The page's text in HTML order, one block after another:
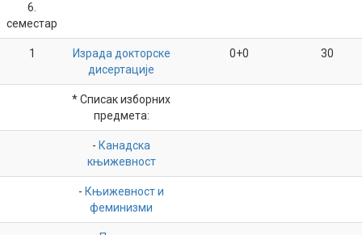
6.
семестар
1
Израда докторске
дисертације
0+0 30
* Списак изборних
предмета:
- Канадска
књижевност
- Књижевност и
феминизми